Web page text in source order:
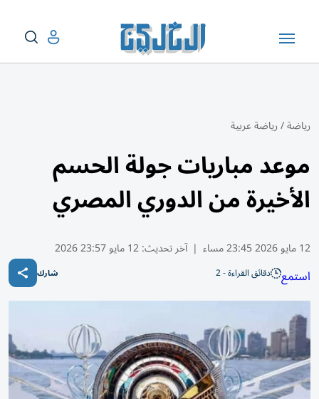
رياضة/رياضة عربية
موعد مباريات جولة الحسم
الأخيرة من الدوري المصري
12 مايو 2026 23:45 مساء | آخر تحديث:12 مايو 23:57 2026
استمع دقائق القراءة - 2 شارك